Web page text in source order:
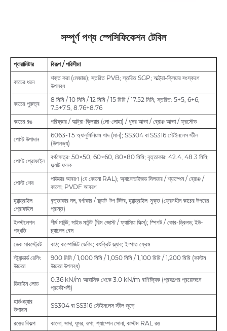
সম্পূর্ণ পণ্য স্পেসিফিকেশন টেবিল
প্যারামিটার বিকল্প / পরিসীমা
কাচের ধরন
শক্ত করা (মেজাজ); স্তরিত PVB; স্তরিত SGP; আল্ট্রা-ক্লিয়ার সংস্করণ
উপলব্ধ
কাচের পুরুত্ব
8 মিমি / 10 মিমি / 12 মিমি / 15 মিমি / 17.52 মিমি; স্তরিত: 5+5, 6+6,
7.5+7.5, 8.76+8.76
কাচের রঙ
পরিষ্কার / আল্ট্রা-ক্লিয়ার (লো-লোহা) / ধূসর আভা / ব্রোঞ্জ আভা / ফ্রস্টেড
পোস্ট উপাদান
6063-T5 অ্যালুমিনিয়াম খাদ (মান); SS304 বা SS316 স্টেইনলেস স্টীল
(উপলভ্য)
পোস্ট প্রোফাইল
বর্গক্ষেত্র: 50×50, 60×60, 80×80 মিমি; বৃত্তাকার: 42.4, 48.3 মিমি;
ফ্ল্যাট ফলক
পোস্ট শেষ
পাউডার আবরণ (যে কোনো RAL); অ্যানোডাইজড সিলভার / শ্যাম্পেন / ব্রোঞ্জ /
কালো; PVDF আবরণ
হ্যান্ড্রাইল
প্রোফাইল
বৃত্তাকার নল; বর্গাকার / ফ্ল্যাট-টপ টিউব; হ্যান্ড্রাইল-মুক্ত (ফ্রেমহীন কাচের উপরের
প্রান্ত)
ইনস্টলেশন
পদ্ধতি
শীর্ষ মাউন্ট; সাইড মাউন্ট (রিম জোস্ট / ফ্যাসিয়া ফিক্স); স্পিগট / কোর-ড্রিলড; ইউ-
চ্যানেল বেস
ডেক সাবস্ট্রেট
কাঠ; কম্পোজিট ডেকিং; কংক্রিট স্ল্যাব; ইস্পাত ফ্রেম
স্ট্যান্ডার্ড রেলিং
উচ্চতা
900 মিমি / 1,000 মিমি / 1,050 মিমি / 1,100 মিমি / 1,200 মিমি (কাস্টম
উচ্চতা উপলব্ধ)
ডিজাইন লোড
0.36 kN/m আবাসিক থেকে 3.0 kN/m বাণিজ্যিক (প্রকল্পের প্রয়োজনে
প্রকৌশলী)
হার্ডওয়্যার
উপাদান
SS304 বা SS316 স্টেইনলেস স্টীল জুড়ে
রঙের বিকল্প
কালো, সাদা, ধূসর, রূপা, শ্যাম্পেন সোনা, কাস্টম RAL রঙ